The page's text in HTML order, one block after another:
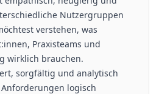
Nutzergruppen
verstehen, was
Praxisteams und
wirklich brauchen.
sorgfältig und analytisch
logisch